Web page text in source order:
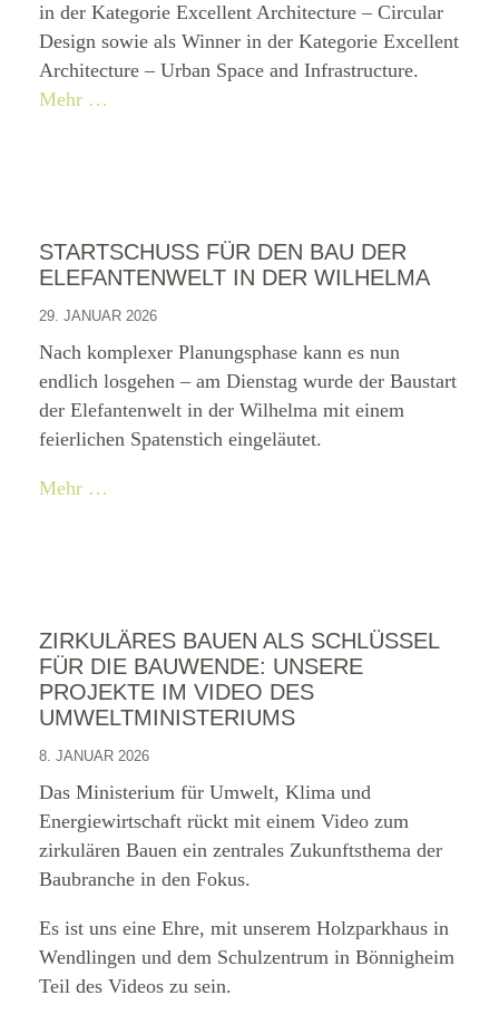
in der Kategorie Excellent Architecture – Circular
Design sowie als Winner in der Kategorie Excellent
Architecture – Urban Space and Infrastructure.
Mehr …
STARTSCHUSS FÜR DEN BAU DER
ELEFANTENWELT IN DER WILHELMA
29. JANUAR 2026
Nach komplexer Planungsphase kann es nun
endlich losgehen – am Dienstag wurde der Baustart
der Elefantenwelt in der Wilhelma mit einem
feierlichen Spatenstich eingeläutet.
Mehr …
ZIRKULÄRES BAUEN ALS SCHLÜSSEL
FÜR DIE BAUWENDE: UNSERE
PROJEKTE IM VIDEO DES
UMWELTMINISTERIUMS
8. JANUAR 2026
Das Ministerium für Umwelt, Klima und
Energiewirtschaft rückt mit einem Video zum
zirkulären Bauen ein zentrales Zukunftsthema der
Baubranche in den Fokus.
Es ist uns eine Ehre, mit unserem Holzparkhaus in
Wendlingen und dem Schulzentrum in Bönnigheim
Teil des Videos zu sein.